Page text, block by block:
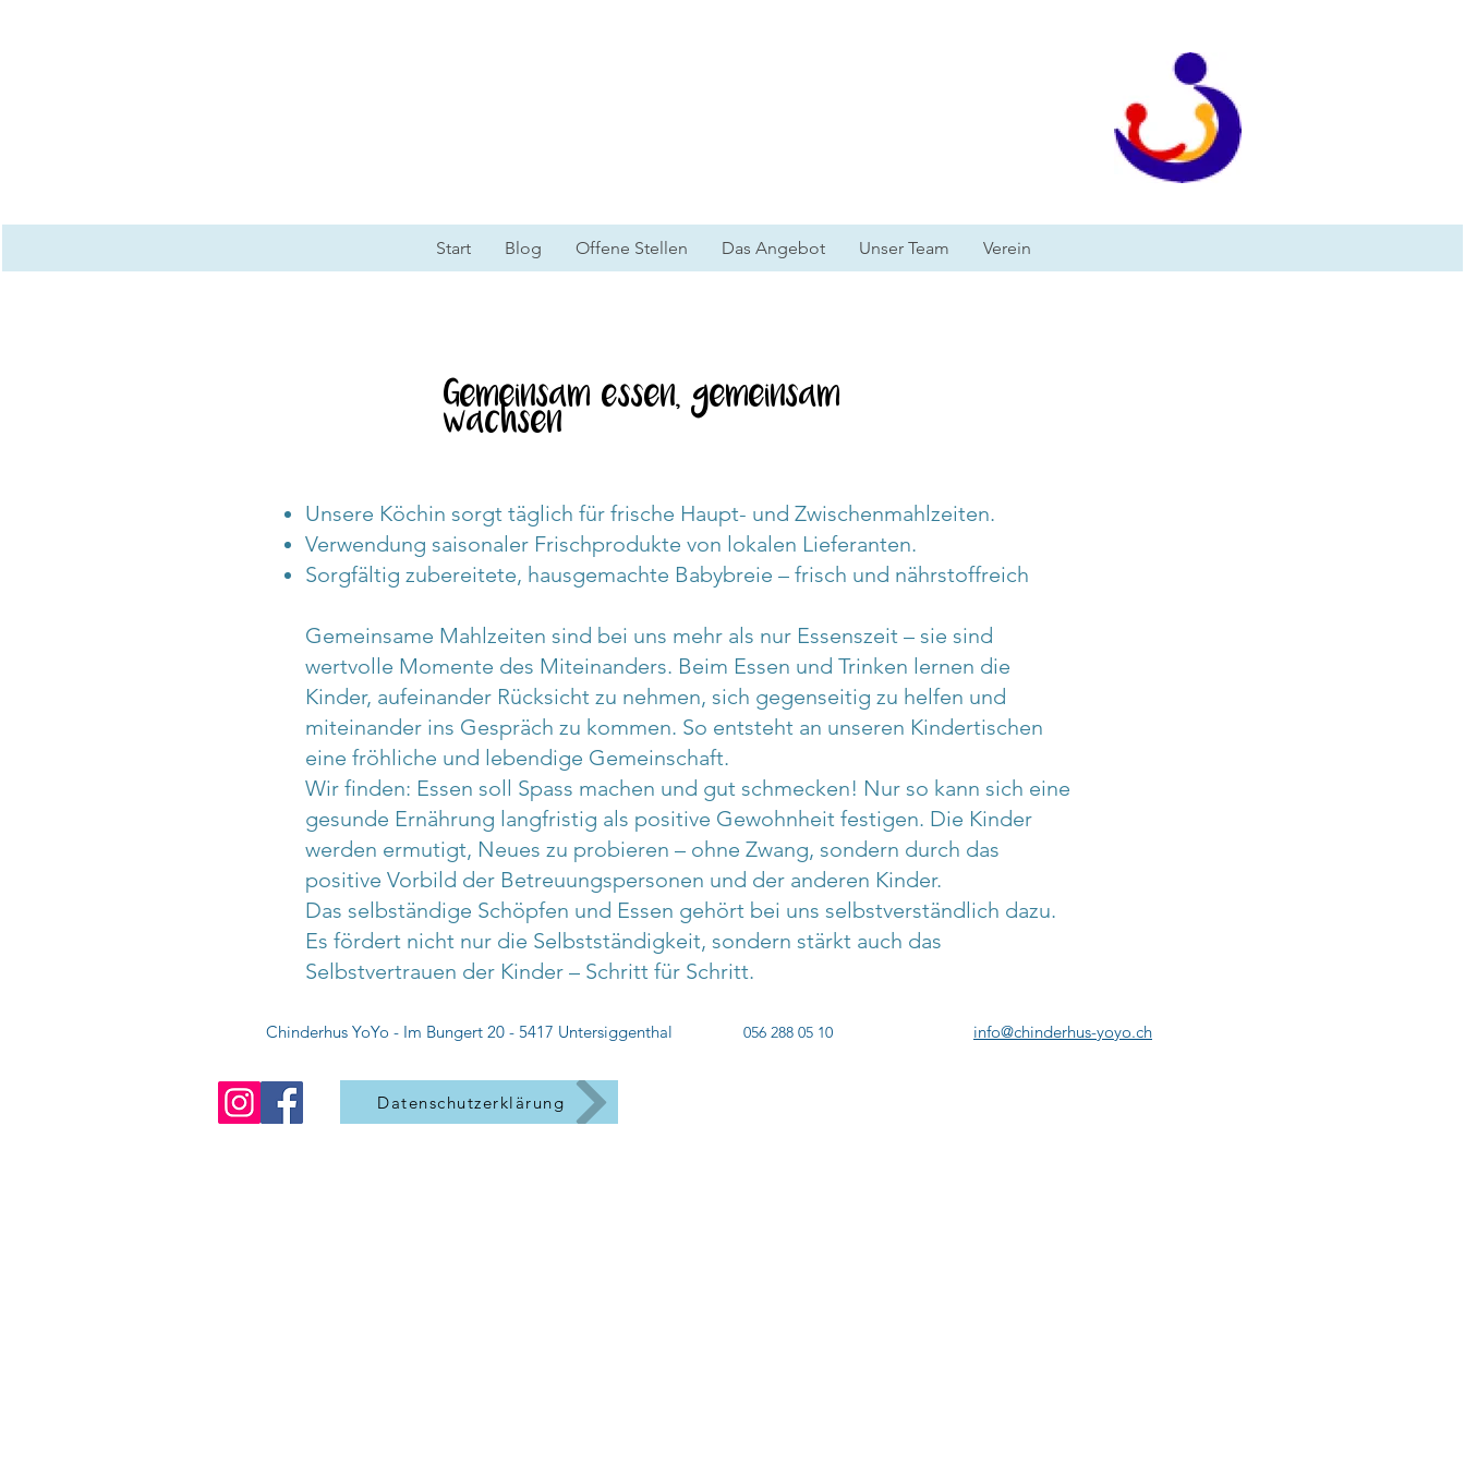
Start Blog Offene Stellen Das Angebot Unser Team Verein
Gemeinsam essen, gemeinsam
wachsen
Unsere Köchin sorgt täglich für frische Haupt- und Zwischenmahlzeiten.
Verwendung saisonaler Frischprodukte von lokalen Lieferanten.
Sorgfältig zubereitete, hausgemachte Babybreie – frisch und nährstoffreich
Gemeinsame Mahlzeiten sind bei uns mehr als nur Essenszeit – sie sind
wertvolle Momente des Miteinanders. Beim Essen und Trinken lernen die
Kinder, aufeinander Rücksicht zu nehmen, sich gegenseitig zu helfen und
miteinander ins Gespräch zu kommen. So entsteht an unseren Kindertischen
eine fröhliche und lebendige Gemeinschaft.
Wir finden: Essen soll Spass machen und gut schmecken! Nur so kann sich eine
gesunde Ernährung langfristig als positive Gewohnheit festigen. Die Kinder
werden ermutigt, Neues zu probieren – ohne Zwang, sondern durch das
positive Vorbild der Betreuungspersonen und der anderen Kinder.
Das selbständige Schöpfen und Essen gehört bei uns selbstverständlich dazu.
Es fördert nicht nur die Selbstständigkeit, sondern stärkt auch das
Selbstvertrauen der Kinder – Schritt für Schritt.
Chinderhus YoYo - Im Bungert 20 - 5417 Untersiggenthal 056 288 05 10 info@chinderhus-yoyo.ch
Datenschutzerklärung